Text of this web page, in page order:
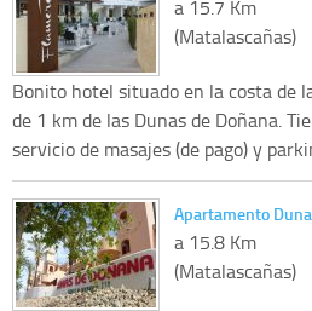
a 15.7 Km
(Matalascañas)
Bonito hotel situado en la costa de
de 1 km de las Dunas de Doñana.
servicio de masajes (de pago) y
Apartamento
a 15.8 Km
(Matalascañas)